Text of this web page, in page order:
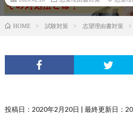
HOME 試験対策 志望理由書対策
投稿日：2020年2月20日 | 最終更新日：